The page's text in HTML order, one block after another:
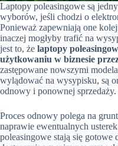
Laptopy poleasingowe są
wyborów, jeśli chodzi o
Ponieważ zapewniają one
inaczej mogłyby trafić na
jest to, że laptopy
użytkowaniu w biznesie
zastępowane nowszymi
wylądować na wysypisku, są
odnowy i ponownej sprzedaży.
Proces odnowy polega na
naprawie ewentualnych
poleasingowe stają się gotowe